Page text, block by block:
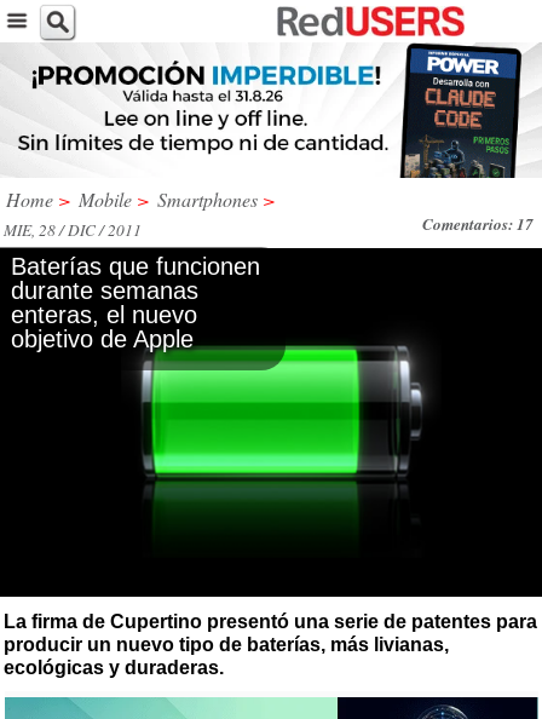
Home > Mobile > Smartphones >
Comentarios: 17
MIE, 28 / DIC / 2011
Baterías que funcionen
durante semanas
enteras, el nuevo
objetivo de Apple
La firma de Cupertino presentó una serie de patentes para
producir un nuevo tipo de baterías, más livianas,
ecológicas y duraderas.